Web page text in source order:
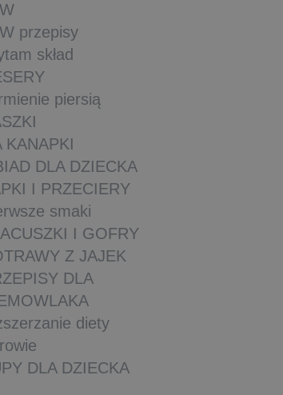
przepisy
skład
piersią
KANAPKI
DLA DZIECKA
I PRZECIERY
smaki
I GOFRY
Z JAJEK
DLA
diety
DLA DZIECKA